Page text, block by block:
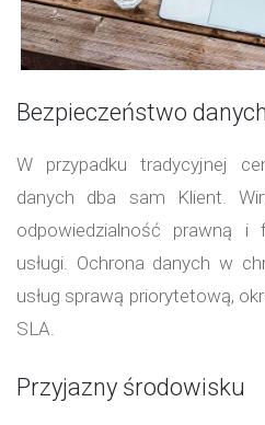
Bezpieczeństwo danych
W przypadku tradycyjnej
danych dba sam Klient.
odpowiedzialność prawną
usługi. Ochrona danych w
usług sprawą priorytetową,
SLA.
Przyjazny środowisku